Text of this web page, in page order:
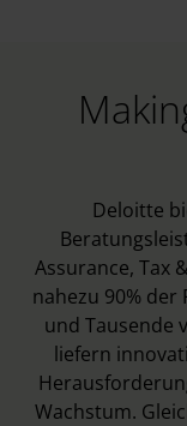
Deloitte
Assurance, Tax
nahezu 90%
und Tausende
liefern
Wachstum.